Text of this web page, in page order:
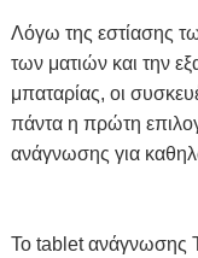
Λόγω της εστίασης
των ματιών και την
μπαταρίας, οι
πάντα η πρώτη
ανάγνωσης για
Το tablet ανάγνωσης